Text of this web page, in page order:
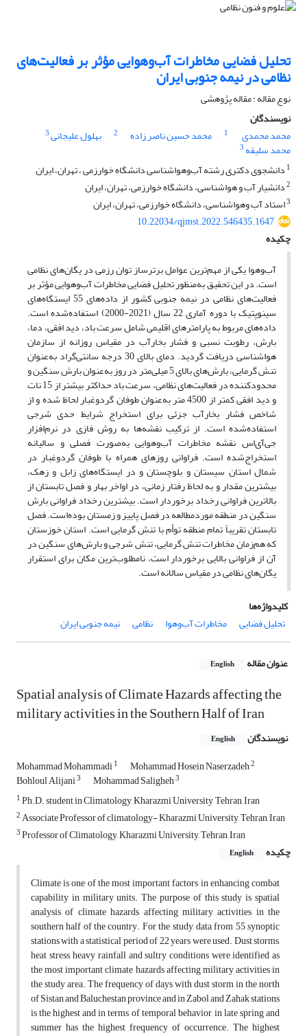
تحلیل فضایی مخاطرات آب‌وهوایی مؤثر بر فعالیت‌های
نظامی در نیمه جنوبی ایران
نوع مقاله : مقاله پژوهشی
نویسندگان
محمد محمدی
1 محمد حسین ناصر زاده 2 بهلول علیجانی3
محمد سلیقه 3
1 دانشجوی دکتری رشته آب‌و‌هواشناسی دانشگاه خوارزمی ، تهران، ایران
2دانشیار آب و هواشناسی، دانشگاه خوارزمی، تهران، ایران
3استاد آب وهواشناسی، دانشگاه خوارزمی، تهران، ایران
10.22034/qjmst.2022.546435.1647
چکیده
آب‌وهوا یکی از مهم‌ترین عوامل برترساز توان رزمی در یگان‌های نظامی
است. در این تحقیق به‌منظور تحلیل فضایی مخاطرات آب‌وهوایی مؤثر بر
فعالیت‌های نظامی در نیمه جنوبی کشور از داده‌های 55 ایستگاه‌های
سینوپتیک با دوره آماری 22 سال (2021-2000) استفاده‌شده است.
داده‌های مربوط به پارامترهای اقلیمی شامل سرعت باد، دید افقی،‌ دما،
بارش، رطوبت نسبی و فشار بخارآب در مقیاس روزانه از سازمان
هواشناسی دریافت گردید. دمای بالای 30 درجه سانتی‌گراد به‌عنوان
تنش گرمایی، بارش‌های بالای 5 میلی‌متر در روز به‌عنوان بارش سنگین و
محدودکننده در فعالیت‌های نظامی، سرعت باد حداکثر بیشتر از 15 نات
و دید افقی کمتر از 4500 متر به‌عنوان طوفان گردوغبار لحاظ شده و از
شاخص فشار بخارآب جزئی برای استخراج شرایط حدی شرجی
استفاده‌شده است. از ترکیب نقشه‌ها به روش فازی در نرم‌افزار
جی‌آی‌اس نقشه مخاطرات آب‌وهوایی به‌صورت فصلی و سالیانه
استخراج‌شده است. فراوانی روزهای همراه با طوفان گردوغبار در
شمال استان سیستان و بلوچستان و در ایستگاه‌های زابل و زهک،
بیشترین مقدار و به لحاظ رفتار زمانی، در اواخر بهار و فصل تابستان از
بالاترین فراوانی رخداد برخوردار است. بیشترین رخداد فراوانی بارش
سنگین در منطقه مورد‌مطالعه در فصل پاییز و زمستان بوده‌است. فصل
تابستان تقریباً تمام منطقه توأم با تنش گرمایی است. استان خوزستان
که هم‌زمان مخاطرات تنش گرمایی، تنش شرجی و بارش‌های سنگین در
آن از فراوانی بالایی برخوردار است، نامطلوب‌ترین مکان برای استقرار
یگان‌های نظامی در مقیاس سالانه است.
کلیدواژه‌ها
تحلیل فضایی
مخاطرات آب‌وهوا نظامی نیمه جنوبی ایران
عنوان مقاله English
Spatial analysis of Climate Hazards affecting the
military activities in the Southern Half of Iran
نویسندگان English
Mohammad Mohammadi1 Mohammad Hosein Naserzadeh2
Bohloul Alijani3 Mohammad Saligheh3
1Ph.D. student in Climatology, Kharazmi University, Tehran, Iran
2Associate Professor of climatology- Kharazmi University, Tehran, Iran
3Professor of Climatology, Kharazmi University, Tehran, Iran
چکیده
English
Climate is one of the most important factors in enhancing combat
capability in military units. The purpose of this study is spatial
analysis of climate hazards affecting military activities in the
southern half of the country. For the study, data from 55 synoptic
stations with a statistical period of 22 years were used. Dust storms,
heat stress, heavy rainfall and sultry conditions were identified as
the most important climate hazards affecting military activities in
the study area. The frequency of days with dust storm in the north
of Sistan and Baluchestan province and in Zabol and Zahak stations
is the highest and in terms of temporal behavior, in late spring and
summer has the highest frequency of occurrence. The highest